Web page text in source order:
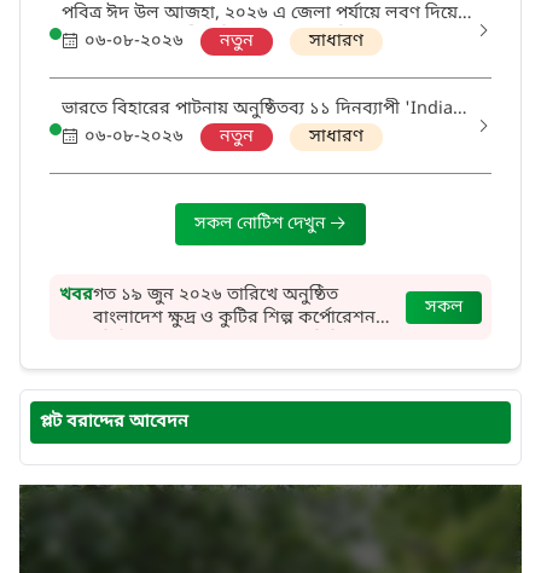
পবিত্র ঈদ উল আজহা, ২০২৬ এ জেলা পর্যায়ে লবণ দিয়ে
চামড়া সংরক্ষণকারী প্রতিষ্ঠানসমূহের তালিকা সংগ্রহ
০৬-০৮-২০২৬ নতুন সাধারণ
ভারতে বিহারের পাটনায় অনুষ্ঠিতব্য ১১ দিনব্যাপী 'Indian
Global Grand Fair' অংশগ্রহণে পণ্যে শুল্কমুক্ত প্রবেশে
সুপারিশ প্রদান সংক্রান্ত (নুর কালেকশন)
০৬-০৮-২০২৬ নতুন সাধারণ
সকল নোটিশ দেখুন
খবরগত ১৯ জুন ২০২৬ তারিখে অনুষ্ঠিত
বাংলাদেশ ক্ষুদ্র ও কুটির শিল্প কর্পোরেশন
MCQ পরীক্ষায় উত্তীর্ণ প্রার্থীদের তালিকা
সকল
প্লট বরাদ্দের আবেদন